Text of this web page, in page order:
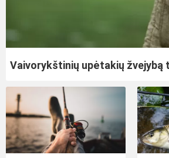
Vaivorykštinių upėtakių žvejybą